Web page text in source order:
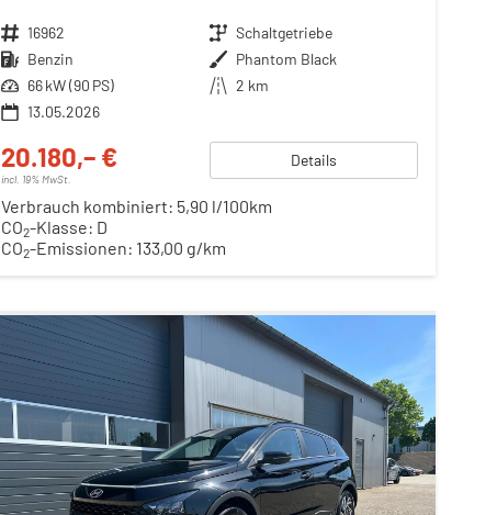
Fahrzeugnr. 16962 Getriebe Schaltgetriebe
Kraftstoff Benzin Außenfarbe Phantom Black
Leistung 66 kW (90 PS) Kilometerstand 2 km
13.05.2026
20.180,– €
incl. 19% MwSt.
Details
Verbrauch kombiniert: 5,90 l/100km
CO2-Klasse: D
CO2-Emissionen: 133,00 g/km